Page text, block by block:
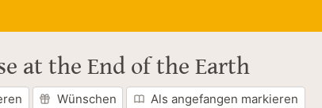
at the End of the Earth
Wünschen
Als angefangen markieren